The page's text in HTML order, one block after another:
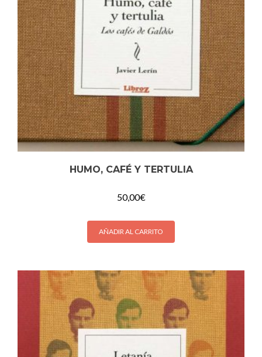
HUMO, CAFÉ Y TERTULIA
50,00€
AÑADIR AL CARRITO